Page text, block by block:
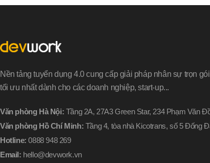
Nền tảng tuyển dụng 4.0 cung cấp giải pháp nhân sự trọn
tối ưu nhất dành cho các doanh nghiệp, start-up...
Văn phòng Hà Nội: Tầng 2A, 27A3 Green Star, 234 Phạm Văn
Văn phòng Hồ Chí Minh: Tầng 4, tòa nhà Kicotrans, số 5 Đống
Hotline: 0888 948 269
Email: hello@devwork.vn